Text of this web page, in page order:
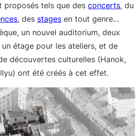
proposés tels que des concerts, du
, des stages en tout genre…
un nouvel auditorium, deux
un étage pour les ateliers, et de
découvertes culturelles (Hanok,
ont été créés à cet effet.